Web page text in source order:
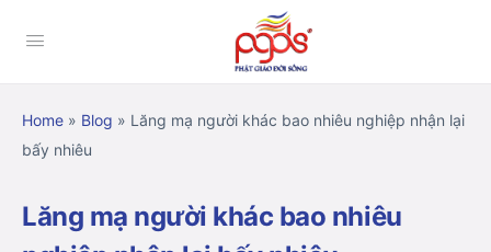
Home » Blog » Lăng mạ người khác bao nhiêu nghiệp nhận lại
bấy nhiêu
Lăng mạ người khác bao nhiêu